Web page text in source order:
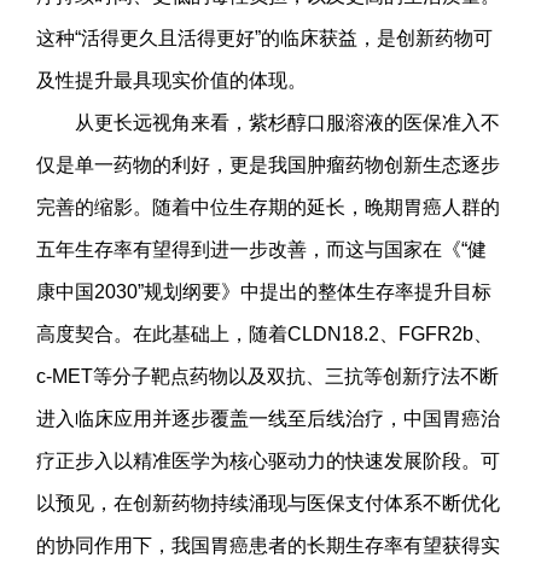
这种“活得更久且活得更好”的临床获益，是创新药物可
及性提升最具现实价值的体现。
从更长远视角来看，紫杉醇口服溶液的医保准入不
仅是单一药物的利好，更是我国肿瘤药物创新生态逐步
完善的缩影。随着中位生存期的延长，晚期胃癌人群的
五年生存率有望得到进一步改善，而这与国家在《“健
康中国2030”规划纲要》中提出的整体生存率提升目标
高度契合。在此基础上，随着CLDN18.2、FGFR2b、
c-MET等分子靶点药物以及双抗、三抗等创新疗法不断
进入临床应用并逐步覆盖一线至后线治疗，中国胃癌治
疗正步入以精准医学为核心驱动力的快速发展阶段。可
以预见，在创新药物持续涌现与医保支付体系不断优化
的协同作用下，我国胃癌患者的长期生存率有望获得实